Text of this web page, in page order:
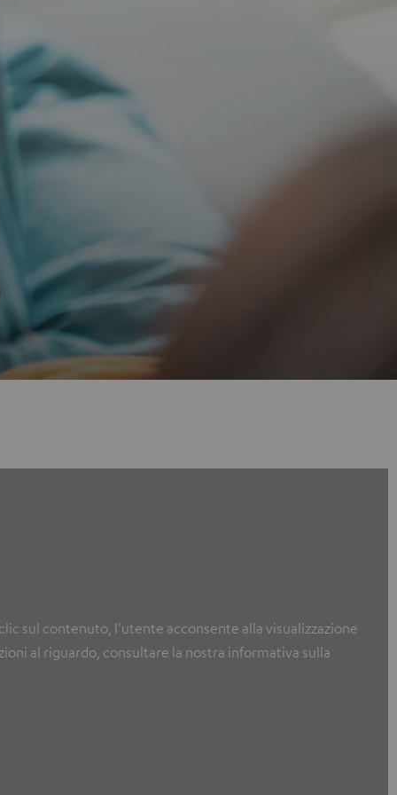
sul contenuto, l'utente acconsente alla visualizzazione
al riguardo, consultare la nostra informativa sulla